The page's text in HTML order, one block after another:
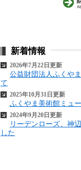
新着情報
2026年7月22日更新
公益財団法人ふくや
て
2025年10月31日更新
ふくやま美術館ミュ
2024年9月20日更新
リーデンローズ、神
した